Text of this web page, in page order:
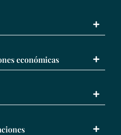
económicas